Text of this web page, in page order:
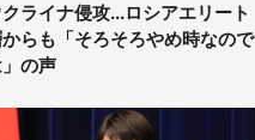
ライナ侵攻...ロシアエリート
らも「そろそろやめ時なので
の声